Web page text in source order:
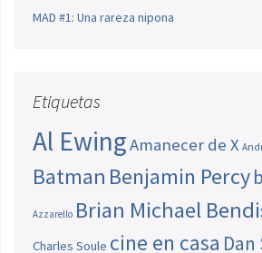
MAD #1: Una rareza nipona
Etiquetas
Al EwingAmanecer de X
Batman Benjamin Percy
Azzarello Brian Michael
Charles Soule cine en casa